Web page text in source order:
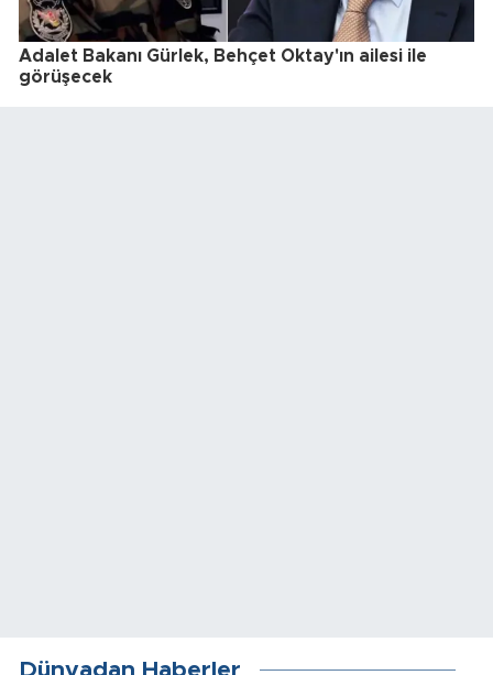
Adalet Bakanı Gürlek, Behçet Oktay'ın ailesi ile
görüşecek
Dünyadan Haberler